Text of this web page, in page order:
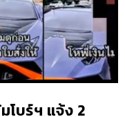
โบร์ฯ แจ้ง 2